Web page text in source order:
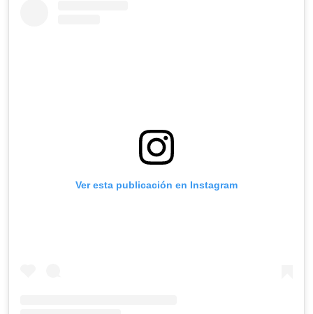
Ver esta publicación en Instagram